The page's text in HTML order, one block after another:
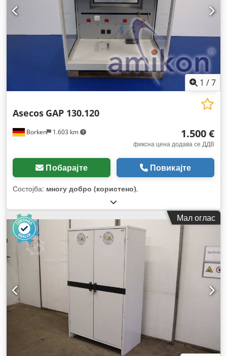
1 /7
Borken 1.603 km
Asecos GAP 130.120
1.500 €
фиксна цена додава се ДДВ
Побарајте Повикајте
Состојба: многу добро (користено),
Мал оглас